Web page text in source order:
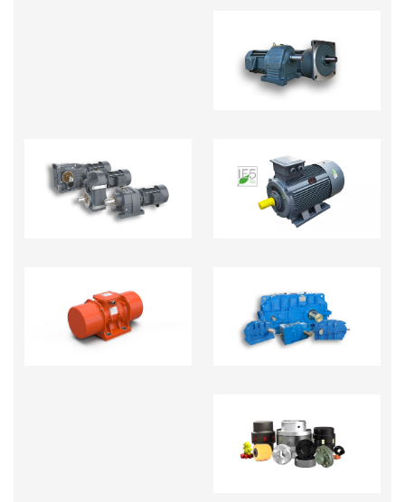
MOTOR GIẢM TỐC
MOTOR GIẢM TỐC
TẢI NẶNG R.S.K.F
ĐỘNG CƠ ĐIỆN
ĐỘNG CƠ RUNG
HỘP GIẢM TỐC CÔNG
NGHIỆP NẶNG
KHỚP NỐI TRỤC -
PHỤ KIỆN